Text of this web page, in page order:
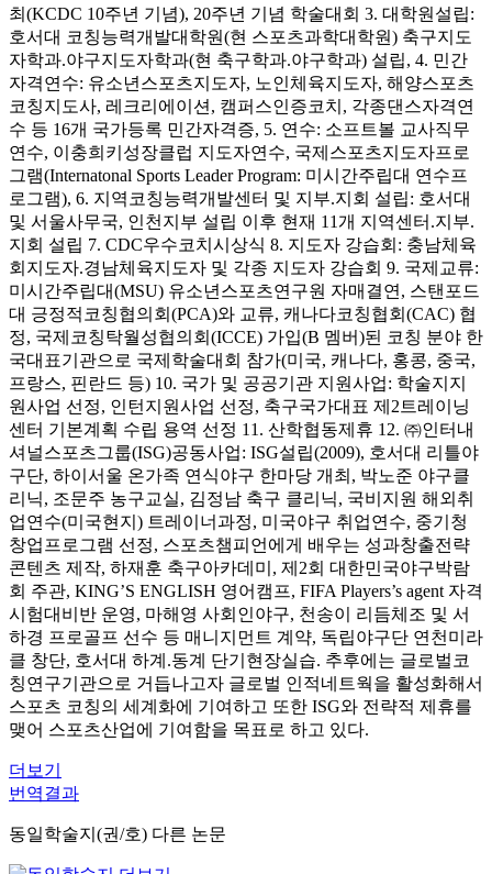
최(KCDC 10주년 기념), 20주년 기념 학술대회 3. 대학원설립:
호서대 코칭능력개발대학원(현 스포츠과학대학원) 축구지도
자학과.야구지도자학과(현 축구학과.야구학과) 설립, 4. 민간
자격연수: 유소년스포츠지도자, 노인체육지도자, 해양스포츠
코칭지도사, 레크리에이션, 캠퍼스인증코치, 각종댄스자격연
수 등 16개 국가등록 민간자격증, 5. 연수: 소프트볼 교사직무
연수, 이충희키성장클럽 지도자연수, 국제스포츠지도자프로
그램(Internatonal Sports Leader Program: 미시간주립대 연수프
로그램), 6. 지역코칭능력개발센터 및 지부.지회 설립: 호서대
및 서울사무국, 인천지부 설립 이후 현재 11개 지역센터.지부.
지회 설립 7. CDC우수코치시상식 8. 지도자 강습회: 충남체육
회지도자.경남체육지도자 및 각종 지도자 강습회 9. 국제교류:
미시간주립대(MSU) 유소년스포츠연구원 자매결연, 스탠포드
대 긍정적코칭협의회(PCA)와 교류, 캐나다코칭협회(CAC) 협
정, 국제코칭탁월성협의회(ICCE) 가입(B 멤버)된 코칭 분야 한
국대표기관으로 국제학술대회 참가(미국, 캐나다, 홍콩, 중국,
프랑스, 핀란드 등) 10. 국가 및 공공기관 지원사업: 학술지지
원사업 선정, 인턴지원사업 선정, 축구국가대표 제2트레이닝
센터 기본계획 수립 용역 선정 11. 산학협동제휴 12. ㈜인터내
셔널스포츠그룹(ISG)공동사업: ISG설립(2009), 호서대 리틀야
구단, 하이서울 온가족 연식야구 한마당 개최, 박노준 야구클
리닉, 조문주 농구교실, 김정남 축구 클리닉, 국비지원 해외취
업연수(미국현지) 트레이너과정, 미국야구 취업연수, 중기청
창업프로그램 선정, 스포츠챔피언에게 배우는 성과창출전략
콘텐츠 제작, 하재훈 축구아카데미, 제2회 대한민국야구박람
회 주관, KING’S ENGLISH 영어캠프, FIFA Players’s agent 자격
시험대비반 운영, 마해영 사회인야구, 천송이 리듬체조 및 서
하경 프로골프 선수 등 매니지먼트 계약, 독립야구단 연천미라
클 창단, 호서대 하계.동계 단기현장실습. 추후에는 글로벌코
칭연구기관으로 거듭나고자 글로벌 인적네트웍을 활성화해서
스포츠 코칭의 세계화에 기여하고 또한 ISG와 전략적 제휴를
맺어 스포츠산업에 기여함을 목표로 하고 있다.
더보기
번역결과
동일학술지(권/호) 다른 논문